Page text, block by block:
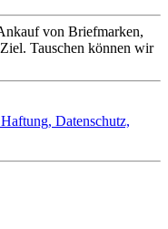
von Briefmarken,
Tauschen können wir
Datenschutz,